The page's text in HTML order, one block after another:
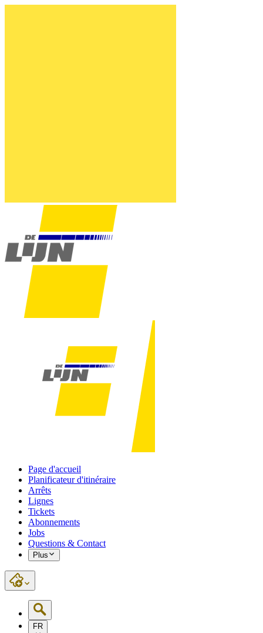
Page d'accueil
Planificateur d'itinéraire
Arrêts
Lignes
Tickets
Abonnements
Jobs
Questions & Contact
Plus
FR